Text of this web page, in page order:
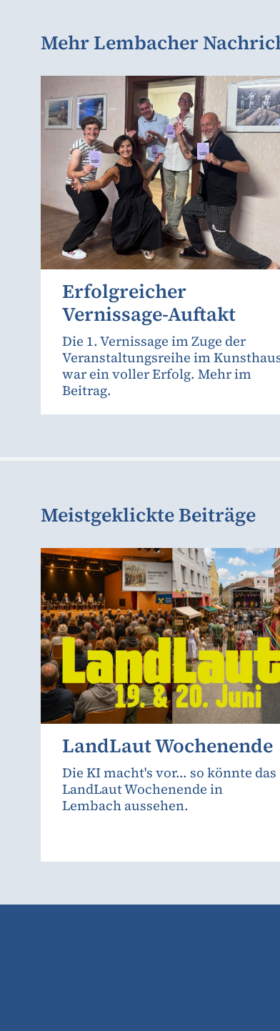
Mehr Lembacher
Erfolgreicher
Vernissage-Auftakt
Die 1. Vernissage im Zuge der
Veranstaltungsreihe im
war ein voller Erfolg. Mehr im
Beitrag.
Meistgeklickte Beiträge
LandLaut Wochenende
Die KI macht's vor... so könnte das
LandLaut Wochenende in
Lembach aussehen.